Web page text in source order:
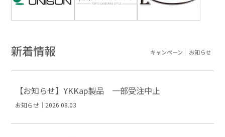
新着情報 キャンペーン お知らせ
【お知らせ】YKKap製品 一部受注中止
お知らせ｜2026.08.03